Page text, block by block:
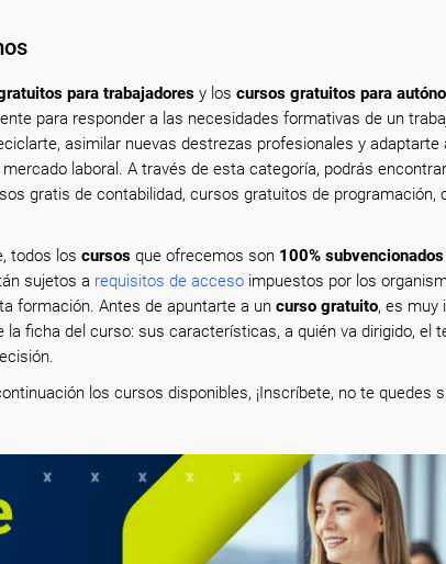
para trabajadores y los cursos gratuitos para
para responder a las necesidades formativas de un
asimilar nuevas destrezas profesionales y adaptarte
laboral. A través de esta categoría, podrás
gratis de contabilidad, cursos gratuitos de programación,
todos los cursos que ofrecemos son 100% subvencionados
sujetos a requisitos de acceso impuestos por los
formación. Antes de apuntarte a un curso gratuito, es muy
la ficha del curso: sus características, a quién va dirigido, el
los cursos disponibles, ¡Inscríbete, no te quedes